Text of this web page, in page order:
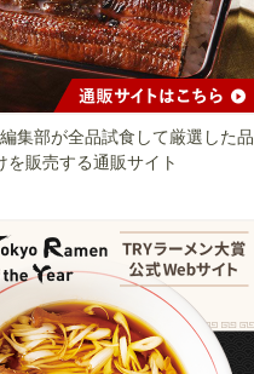
集部が全品試食して厳選した品
を販売する通販サイト